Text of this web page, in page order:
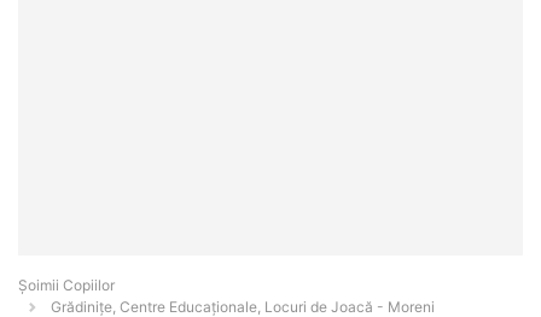
Șoimii Copiilor
Grădinițe, Centre Educaționale, Locuri de Joacă - Moreni